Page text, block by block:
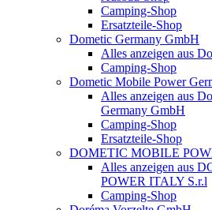
Camping-Shop
Ersatzteile-Shop
Dometic Germany GmbH
Alles anzeigen aus
Camping-Shop
Dometic Mobile Power
Alles anzeigen aus
Germany GmbH
Camping-Shop
Ersatzteile-Shop
DOMETIC MOBILE
Alles anzeigen aus
POWER ITALY S.r.l
Camping-Shop